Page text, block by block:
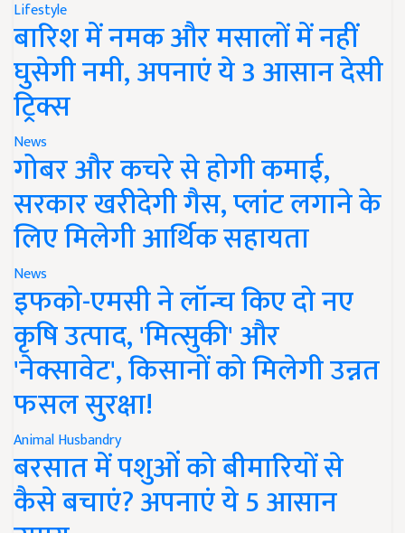
Lifestyle
बारिश में नमक और मसालों में नहीं
घुसेगी नमी, अपनाएं ये 3 आसान देसी
ट्रिक्स
News
गोबर और कचरे से होगी कमाई,
सरकार खरीदेगी गैस, प्लांट लगाने के
लिए मिलेगी आर्थिक सहायता
News
इफको-एमसी ने लॉन्च किए दो नए
कृषि उत्पाद, 'मित्सुकी' और
'नेक्सावेट', किसानों को मिलेगी उन्नत
फसल सुरक्षा!
Animal Husbandry
बरसात में पशुओं को बीमारियों से
कैसे बचाएं? अपनाएं ये 5 आसान